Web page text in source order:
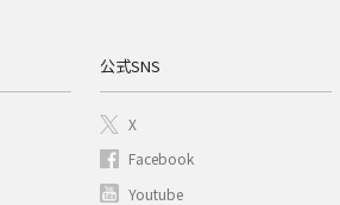
公式SNS
X
Facebook
Youtube